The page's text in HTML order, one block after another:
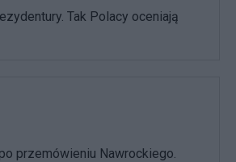
Tak Polacy oceniają
przemówieniu Nawrockiego.